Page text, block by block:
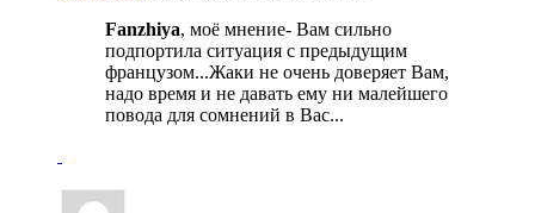
Fanzhiya, моё мнение- Вам сильно
подпортила ситуация с предыдущим
французом...Жаки не очень доверяет Вам,
надо время и не давать ему ни малейшего
повода для сомнений в Вас...